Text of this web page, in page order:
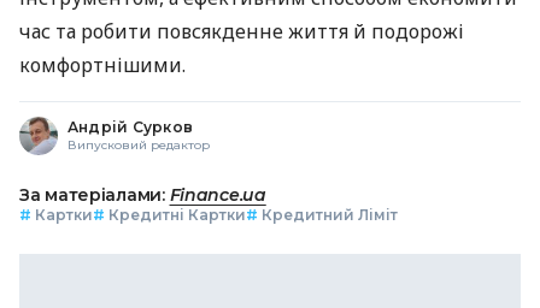
час та робити повсякденне життя й подорожі
комфортнішими.
Андрій Сурков
Випусковий редактор
За матеріалами: Finance.ua
# Картки# Кредитні Картки# Кредитний Ліміт